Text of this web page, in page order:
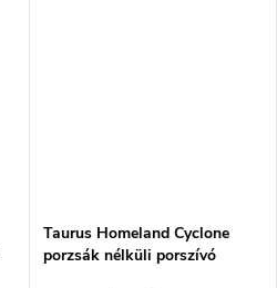
Taurus Homeland Cyclone
porzsák nélküli porszívó